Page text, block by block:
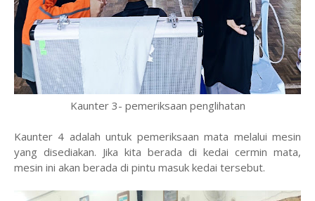
Kaunter 3- pemeriksaan penglihatan
Kaunter 4 adalah untuk pemeriksaan mata melalui mesin
yang disediakan. Jika kita berada di kedai cermin mata,
mesin ini akan berada di pintu masuk kedai tersebut.